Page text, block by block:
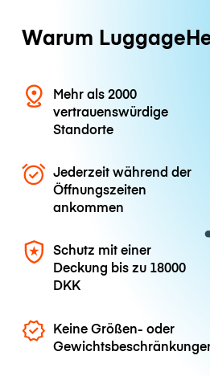
Warum
Mehr als 2000
vertrauenswürdige
Standorte
Jederzeit während der
Öffnungszeiten
ankommen
Schutz mit einer
Deckung bis zu 18000
DKK
Keine Größen- oder